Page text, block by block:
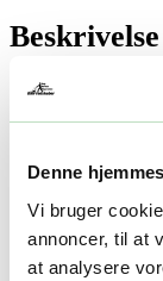
Denne
Vi bruger
annoncer, til at
at analysere
Beskrivelse
25 Cm ventilator
kraftfulde
indendørs og
Nøglefunktioner: